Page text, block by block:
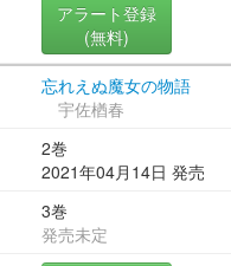
アラート登録
(無料)
忘れえぬ魔女の物語
宇佐楢春
2巻
2021年04月14日 発売
3巻
発売未定